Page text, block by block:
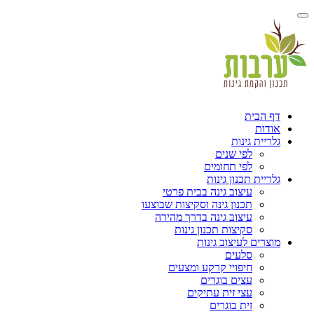
גינות
לפי שנים
לפי תחומים
תכנון גינות
עיצוב גינה בבית פרטי
תכנון גינה וסקיצות שבוצעו
עיצוב גינה בדרך מהירה
סקיצות תכנון גינות
לעיצוב גינות
חיפויי קרקע ומצעים
עצים בוגרים
עצי זית עתיקים
זית בוגרים